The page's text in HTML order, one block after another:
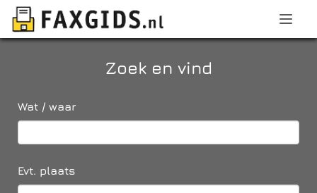
Zoek en vind
Wat / waar
Evt. plaats